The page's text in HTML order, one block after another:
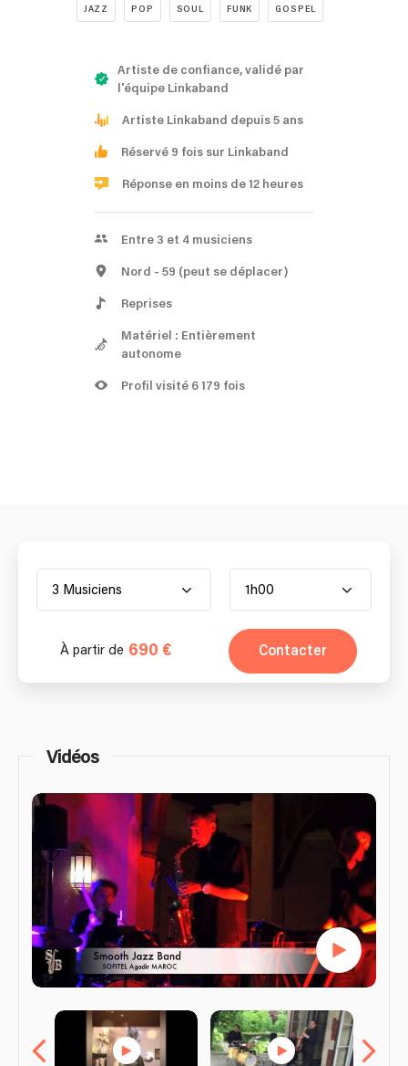
JAZZ POP SOUL FUNK GOSPEL
Artiste de confiance, validé par
l'équipe Linkaband
Artiste Linkaband depuis 5 ans
Réservé 9 fois sur Linkaband
Réponse en moins de 12 heures
Entre 3 et 4 musiciens
Nord - 59 (peut se déplacer)
Reprises
Matériel : Entièrement
autonome
Profil visité 6 179 fois
3 Musiciens 1h00
À partir de 690 € Contacter
Vidéos